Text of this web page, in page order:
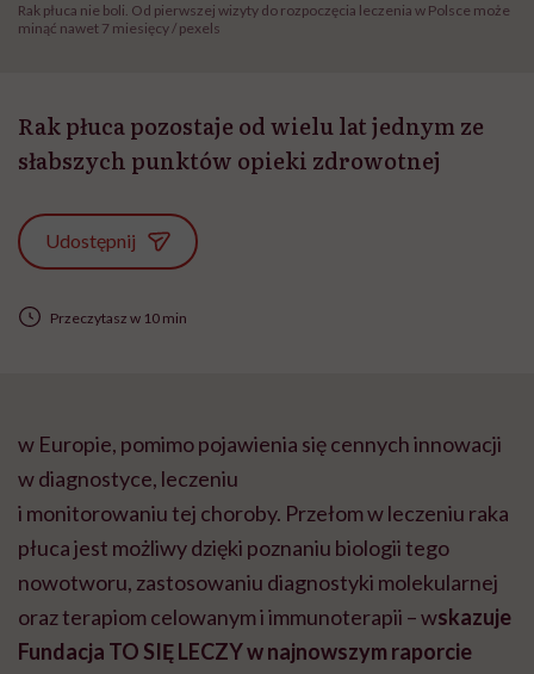
Rak płuca nie boli. Od pierwszej wizyty do rozpoczęcia leczenia w Polsce może
minąć nawet 7 miesięcy / pexels
Rak płuca pozostaje od wielu lat jednym ze
słabszych punktów opieki zdrowotnej
Udostępnij
Przeczytasz w 10 min
w Europie, pomimo pojawienia się cennych innowacji
w diagnostyce, leczeniu
i monitorowaniu tej choroby. Przełom w leczeniu raka
płuca jest możliwy dzięki poznaniu biologii tego
nowotworu, zastosowaniu diagnostyki molekularnej
oraz terapiom celowanym i immunoterapii – wskazuje
Fundacja TO SIĘ LECZY w najnowszym raporcie